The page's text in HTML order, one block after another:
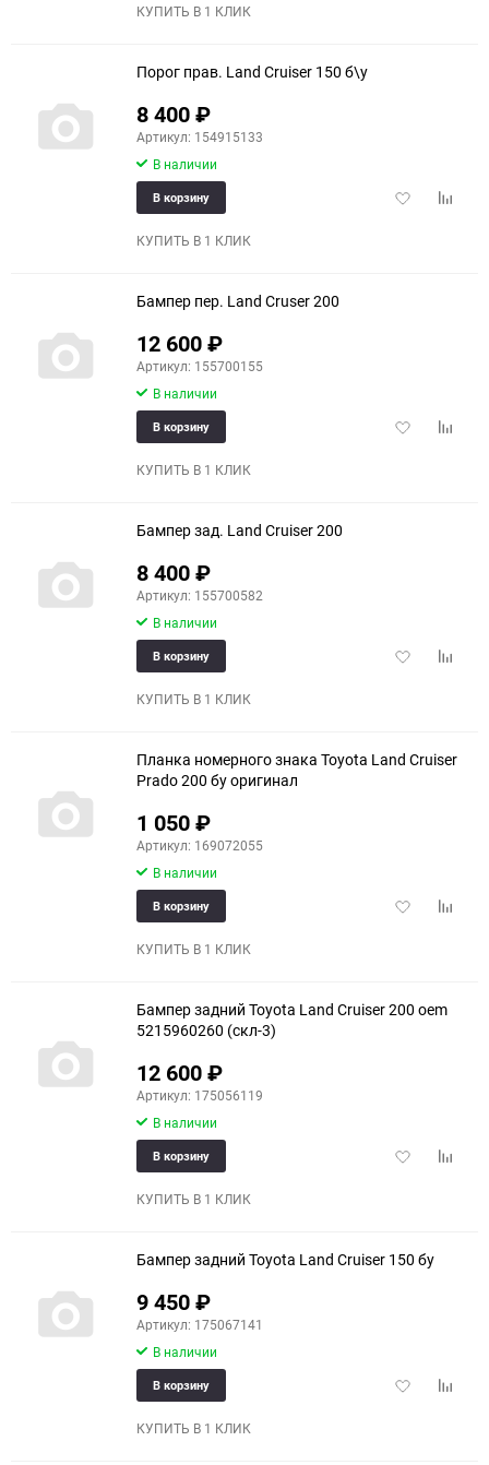
КУПИТЬ В 1 КЛИК
Порог прав. Land Cruiser 150 б\у
8 400₽
Артикул: 154915133
В наличии
Добавить
В корзину
КУПИТЬ В 1 КЛИК
Бампер пер. Land Cruser 200
12 600₽
Артикул: 155700155
В наличии
Добавить
В корзину
КУПИТЬ В 1 КЛИК
Бампер зад. Land Cruiser 200
8 400₽
Артикул: 155700582
В наличии
Добавить
В корзину
КУПИТЬ В 1 КЛИК
Планка номерного знака Toyota Land Cruiser
Prado 200 бу оригинал
1 050₽
Артикул: 169072055
В наличии
Добавить
В корзину
КУПИТЬ В 1 КЛИК
Бампер задний Toyota Land Cruiser 200 oem
5215960260 (скл-3)
12 600₽
Артикул: 175056119
В наличии
Добавить
В корзину
КУПИТЬ В 1 КЛИК
Бампер задний Toyota Land Cruiser 150 бу
9 450₽
Артикул: 175067141
В наличии
Добавить
В корзину
КУПИТЬ В 1 КЛИК